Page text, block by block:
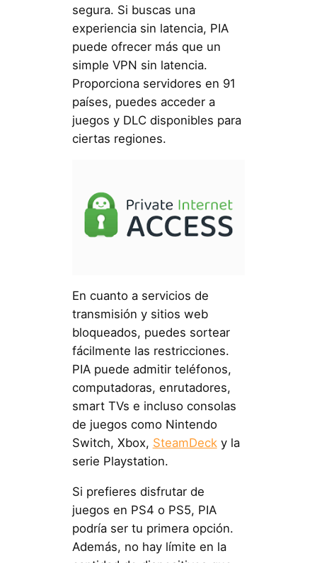
segura. Si buscas una
experiencia sin latencia, PIA
puede ofrecer más que un
simple VPN sin latencia.
Proporciona servidores en 91
países, puedes acceder a
juegos y DLC disponibles para
ciertas regiones.
En cuanto a servicios de
transmisión y sitios web
bloqueados, puedes sortear
fácilmente las restricciones.
PIA puede admitir teléfonos,
computadoras, enrutadores,
smart TVs e incluso consolas
de juegos como Nintendo
Switch, Xbox, SteamDecky la
serie Playstation.
Si prefieres disfrutar de
juegos en PS4 o PS5, PIA
podría ser tu primera opción.
Además, no hay límite en la